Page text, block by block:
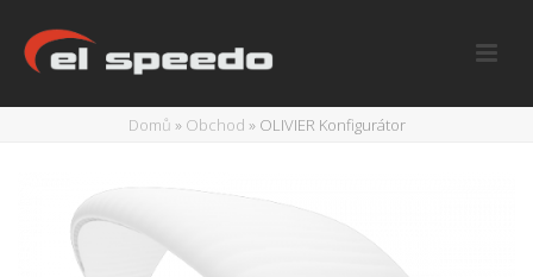
Domů » Obchod » OLIVIER Konfigurátor